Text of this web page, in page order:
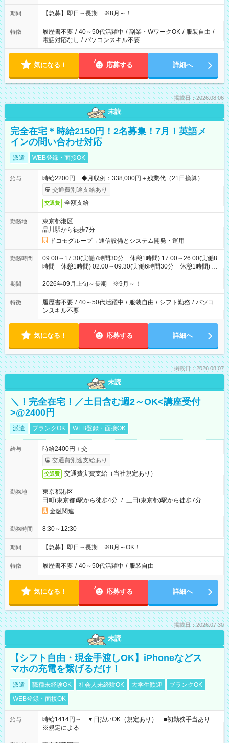
期間 【急募】即日～長期 ※8月～！
特徴 履歴書不要 / 40～50代活躍中 / 副業・WワークOK / 服装自由 /
電話対応なし / パソコンスキル不要
気になる！ 応募する 詳細へ
掲載日：2026.08.06
未読
完全在宅＊時給2150円！2名募集！7月！英語メ
インの問い合わせ対応
派遣 WEB登録・面接OK
給与
時給2200円 ◆月収例：338,000円＋残業代（21日換算）
交通費別途支給あり
交通費 全額支給
勤務地
東京都港区
品川駅から徒歩7分
ドコモグループ→通信設備とシステム開発・運用
勤務時間
09:00～17:30(実働7時間30分 休憩1時間) 17:00～26:00(実働8
時間 休憩1時間) 02:00～09:30(実働6時間30分 休憩1時間) ※
日勤は就業時間1/夜勤は就業時間2.3を連続で行って頂きます
期間 2026年09月上旬～長期 ※9月～！
特徴 履歴書不要 / 40～50代活躍中 / 服装自由 / シフト勤務 / パソコ
ンスキル不要
気になる！ 応募する 詳細へ
掲載日：2026.08.07
未読
＼！完全在宅！／土日含む週2～OK<講座受付
>@2400円
派遣 ブランクOK WEB登録・面接OK
給与
時給2400円＋交
交通費別途支給あり
交通費 交通費実費支給（当社規定あり）
勤務地
東京都港区
田町(東京都)駅から徒歩4分 / 三田(東京都)駅から徒歩7分
金融関連
勤務時間 8:30～12:30
期間 【急募】即日～長期 ※8月～OK！
特徴 履歴書不要 / 40～50代活躍中 / 服装自由
気になる！ 応募する 詳細へ
掲載日：2026.07.30
未読
【シフト自由・現金手渡しOK】iPhoneなどス
マホの充電を繋げるだけ！
派遣 職種未経験OK 社会人未経験OK 大学生歓迎
ブランクOK
WEB登録・面接OK
給与
時給1414円～ ▼日払いOK（規定あり） ■初勤務手当あり
※規定による